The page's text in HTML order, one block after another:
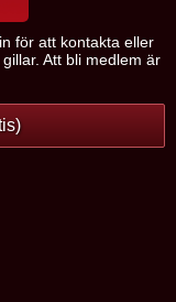
för att kontakta eller
Att bli medlem är